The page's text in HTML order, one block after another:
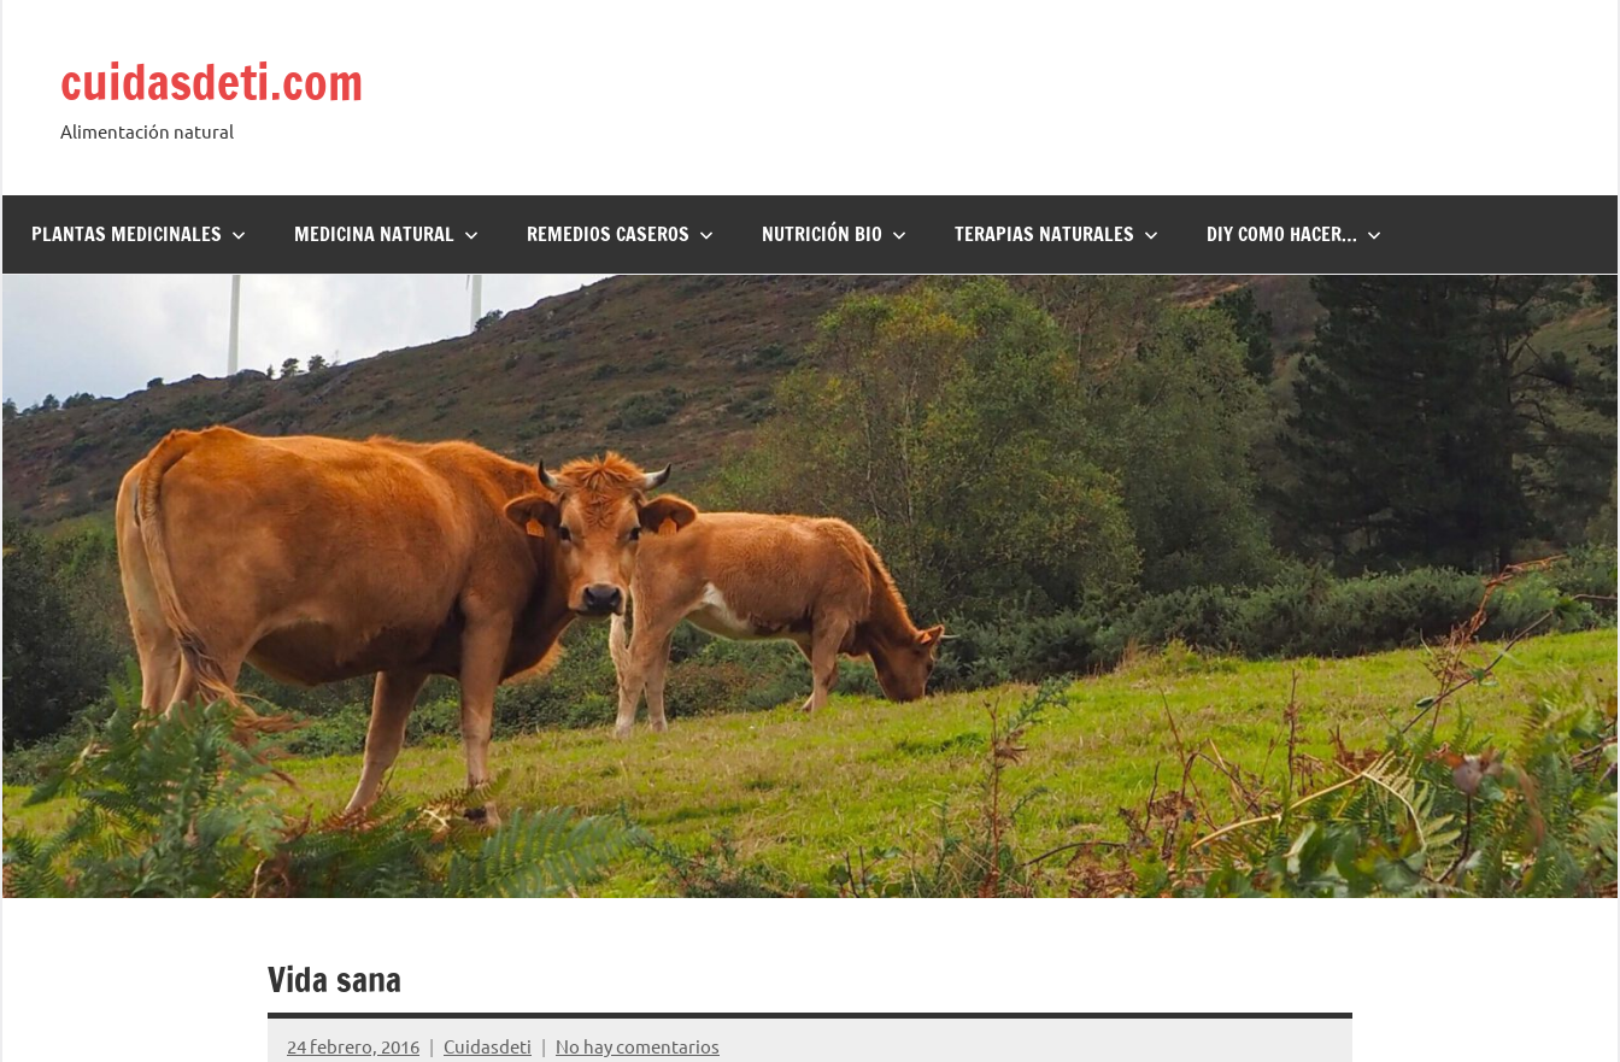
contenidocuidasdeti.com
Alimentación natural
PLANTAS MEDICINALES MEDICINA NATURAL REMEDIOS CASEROS NUTRICIÓN BIO TERAPIAS NATURALES DIY COMO HACER…
Vida sana
24 febrero, 2016 Cuidasdeti No hay comentarios